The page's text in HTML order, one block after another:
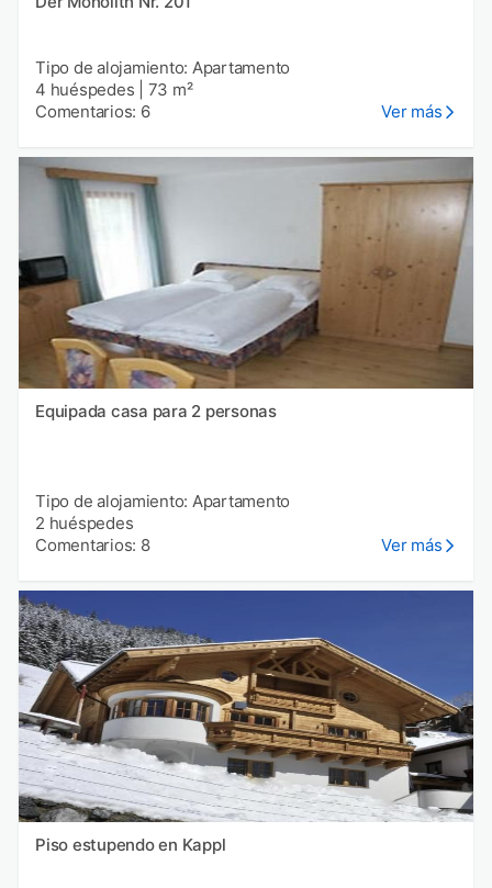
Tipo de alojamiento: Apartamento
4 huéspedes
73 m²
Comentarios: 6
Ver más
Equipada casa para 2 personas
Tipo de alojamiento: Apartamento
2 huéspedes
Comentarios: 8
Ver más
Piso estupendo en Kappl